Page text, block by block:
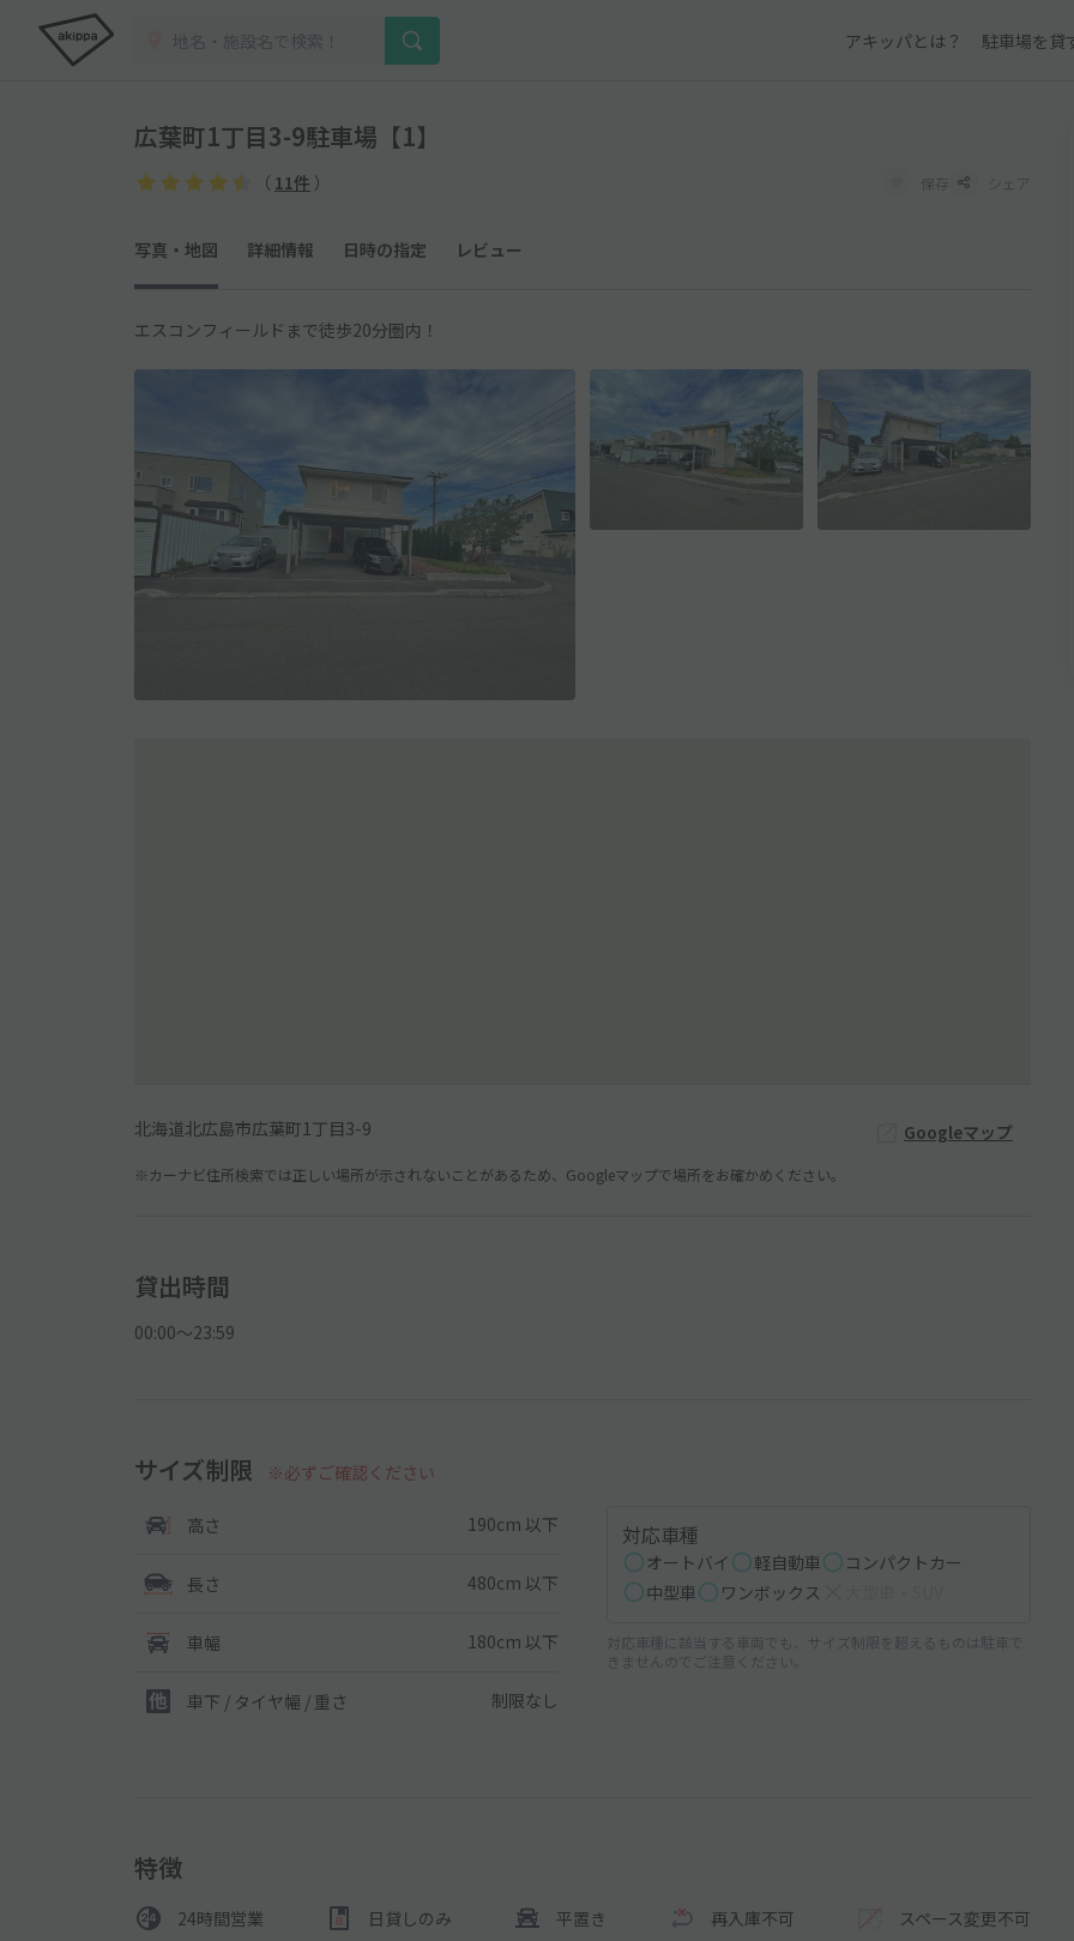
アキッパとは？ 駐車場を貸
広葉町1丁目3-9駐車場【1】
（ 11件 ） 保存 シェア
写真・地図 詳細情報 日時の指定 レビュー
エスコンフィールドまで徒歩20分圏内！
北海道北広島市広葉町1丁目3-9 Googleマップ
※カーナビ住所検索では正しい場所が示されないことがあるため、Googleマップで場所をお確かめください。
貸出時間
00:00〜23:59
サイズ制限 ※必ずご確認ください
高さ 190cm 以下
長さ 480cm 以下
車幅 180cm 以下
車下 / タイヤ幅 / 重さ 制限なし
対応車種
オートバイ 軽自動車
コンパクトカー
中型車
ワンボックス
対応車種に該当する車両でも、サイズ制限を超えるものは駐車で
きませんのでご注意ください。
特徴
24時間営業 日貸しのみ 平置き 再入庫不可 スペース変更不可